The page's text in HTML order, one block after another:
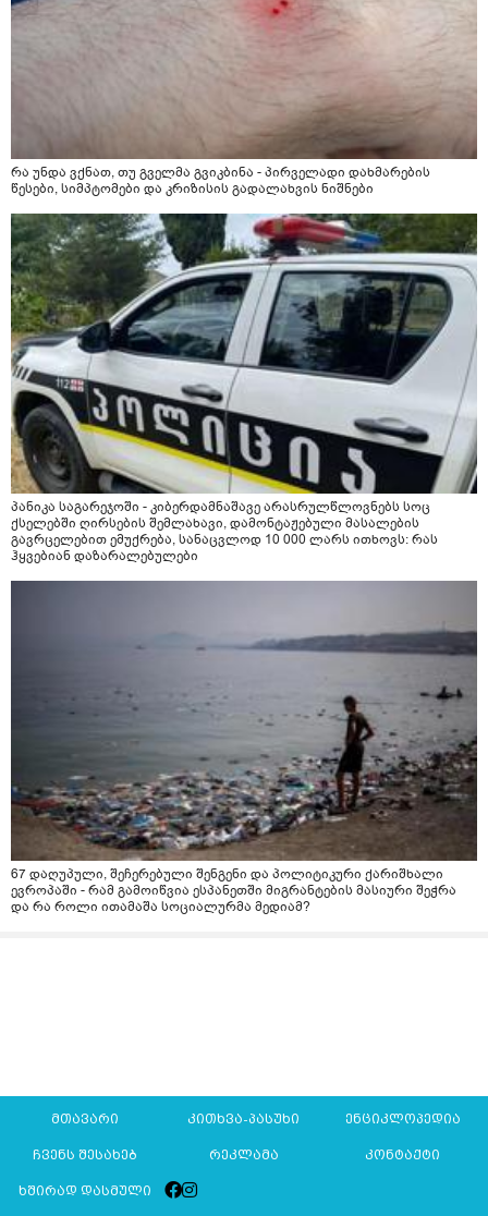
რა უნდა ვქნათ, თუ გველმა გვიკბინა - პირველადი დახმარების
წესები, სიმპტომები და კრიზისის გადალახვის ნიშნები
პანიკა საგარეჯოში - კიბერდამნაშავე არასრულწლოვნებს სოც
ქსელებში ღირსების შემლახავი, დამონტაჟებული მასალების
გავრცელებით ემუქრება, სანაცვლოდ 10 000 ლარს ითხოვს: რას
ჰყვებიან დაზარალებულები
67 დაღუპული, შეჩერებული შენგენი და პოლიტიკური ქარიშხალი
ევროპაში - რამ გამოიწვია ესპანეთში მიგრანტების მასიური შეჭრა
და რა როლი ითამაშა სოციალურმა მედიამ?
მთავარი კითხვა-პასუხი ენციკლოპედია
ჩვენს შესახებ რეკლამა კონტაქტი
ხშირად დასმული